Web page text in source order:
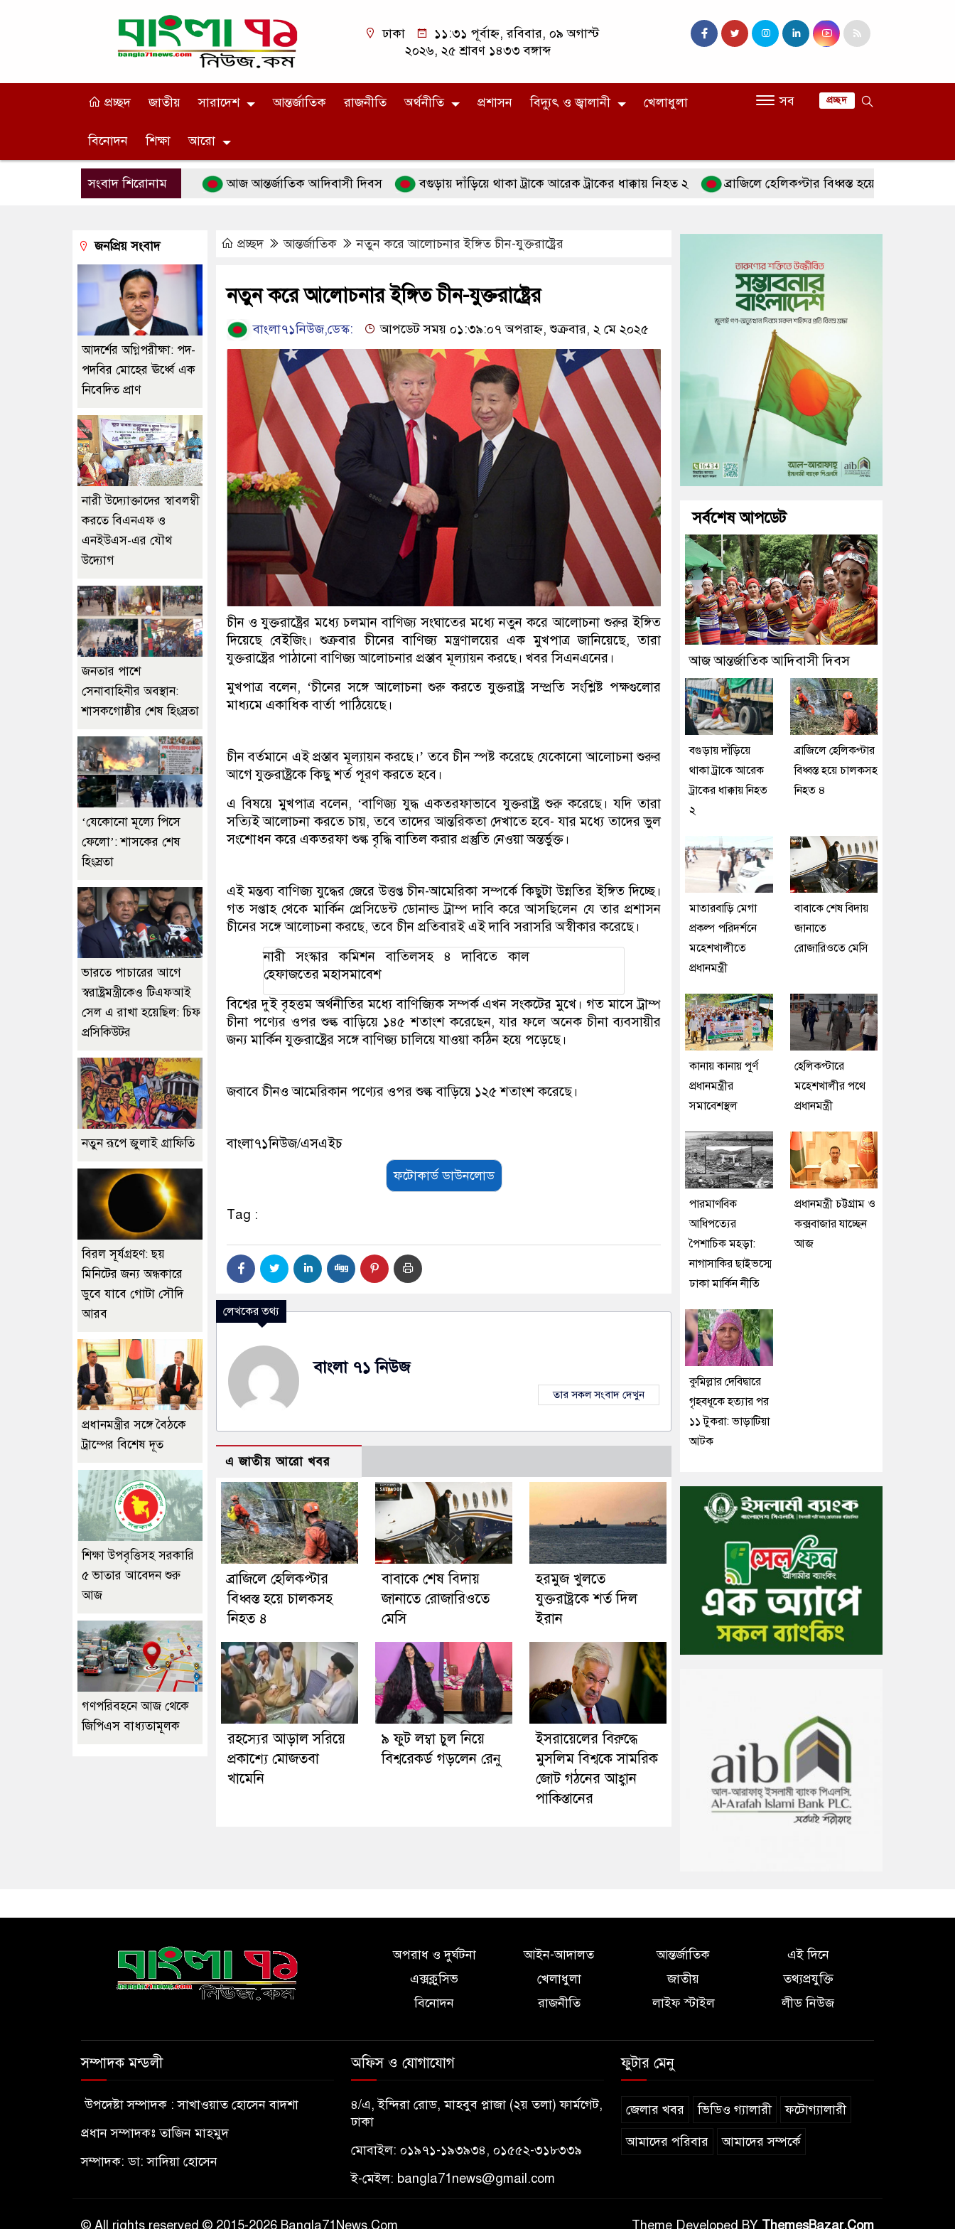
ঢাকা
১১:৩১ পূর্বাহ্ন, রবিবার, ০৯ অগাস্ট
২০২৬, ২৫ শ্রাবণ ১৪৩৩ বঙ্গাব্দ
প্রচ্ছদ জাতীয় সারাদেশ আন্তর্জাতিক রাজনীতি অর্থনীতি প্রশাসন বিদ্যুৎ ও জ্বালানী খেলাধুলা
বিনোদন শিক্ষা আরো
সব প্রচ্ছদ
সংবাদ শিরোনাম আজ আন্তর্জাতিক আদিবাসী দিবস বগুড়ায় দাঁড়িয়ে থাকা ট্রাকে আরেক ট্রাকের ধাক্কায় নিহত ২ ব্রাজিলে হেলিকপ্টার বিধ্বস্ত হয়ে চালকসহ নিহত ৪
প্রচ্ছদ আন্তর্জাতিক নতুন করে আলোচনার ইঙ্গিত চীন-যুক্তরাষ্ট্রের
নতুন করে আলোচনার ইঙ্গিত চীন-যুক্তরাষ্ট্রের
বাংলা৭১নিউজ,ডেস্ক: আপডেট সময় ০১:৩৯:০৭ অপরাহ্ন, শুক্রবার, ২ মে ২০২৫
চীন ও যুক্তরাষ্ট্রের মধ্যে চলমান বাণিজ্য সংঘাতের মধ্যে নতুন করে আলোচনা শুরুর ইঙ্গিত
দিয়েছে বেইজিং। শুক্রবার চীনের বাণিজ্য মন্ত্রণালয়ের এক মুখপাত্র জানিয়েছে, তারা
যুক্তরাষ্ট্রের পাঠানো বাণিজ্য আলোচনার প্রস্তাব মূল্যায়ন করছে। খবর সিএনএনের।
মুখপাত্র বলেন, ‘চীনের সঙ্গে আলোচনা শুরু করতে যুক্তরাষ্ট্র সম্প্রতি সংশ্লিষ্ট পক্ষগুলোর
মাধ্যমে একাধিক বার্তা পাঠিয়েছে।
চীন বর্তমানে এই প্রস্তাব মূল্যায়ন করছে।’তবে চীন স্পষ্ট করেছে যেকোনো আলোচনা শুরুর
আগে যুক্তরাষ্ট্রকে কিছু শর্ত পূরণ করতে হবে।
এ বিষয়ে মুখপাত্র বলেন, ‘বাণিজ্য যুদ্ধ একতরফাভাবে যুক্তরাষ্ট্র শুরু করেছে। যদি তারা
সত্যিই আলোচনা করতে চায়, তবে তাদের আন্তরিকতা দেখাতে হবে- যার মধ্যে তাদের ভুল
সংশোধন করে একতরফা শুল্ক বৃদ্ধি বাতিল করার প্রস্তুতি নেওয়া অন্তর্ভুক্ত।
এই মন্তব্য বাণিজ্য যুদ্ধের জেরে উত্তপ্ত চীন-আমেরিকা সম্পর্কে কিছুটা উন্নতির ইঙ্গিত দিচ্ছে।
গত সপ্তাহ থেকে মার্কিন প্রেসিডেন্ট ডোনাল্ড ট্রাম্প দাবি করে আসছিলেন যে তার প্রশাসন
চীনের সঙ্গে আলোচনা করছে, তবে চীন প্রতিবারই এই দাবি সরাসরি অস্বীকার করেছে।
নারী সংস্কার কমিশন বাতিলসহ ৪ দাবিতে কাল
হেফাজতের মহাসমাবেশ
বিশ্বের দুই বৃহত্তম অর্থনীতির মধ্যে বাণিজ্যিক সম্পর্ক এখন সংকটের মুখে। গত মাসে ট্রাম্প
চীনা পণ্যের ওপর শুল্ক বাড়িয়ে ১৪৫ শতাংশ করেছেন, যার ফলে অনেক চীনা ব্যবসায়ীর
জন্য মার্কিন যুক্তরাষ্ট্রের সঙ্গে বাণিজ্য চালিয়ে যাওয়া কঠিন হয়ে পড়েছে।
জবাবে চীনও আমেরিকান পণ্যের ওপর শুল্ক বাড়িয়ে ১২৫ শতাংশ করেছে।
বাংলা৭১নিউজ/এসএইচ
ফটোকার্ড ডাউনলোড
Tag :
লেখকের তথ্য
বাংলা ৭১ নিউজ
তার সকল সংবাদ দেখুন
এ জাতীয় আরো খবর
ব্রাজিলে হেলিকপ্টার
বিধ্বস্ত হয়ে চালকসহ
নিহত ৪
বাবাকে শেষ বিদায়
জানাতে রোজারিওতে
মেসি
হরমুজ খুলতে
যুক্তরাষ্ট্রকে শর্ত দিল
ইরান
রহস্যের আড়াল সরিয়ে
প্রকাশ্যে মোজতবা
খামেনি
৯ ফুট লম্বা চুল নিয়ে
বিশ্বরেকর্ড গড়লেন রেনু
ইসরায়েলের বিরুদ্ধে
মুসলিম বিশ্বকে সামরিক
জোট গঠনের আহ্বান
পাকিস্তানের
জনপ্রিয় সংবাদ
আদর্শের অগ্নিপরীক্ষা: পদ-
পদবির মোহের ঊর্ধ্বে এক
নিবেদিত প্রাণ
নারী উদ্যোক্তাদের স্বাবলম্বী
করতে বিএনএফ ও
এনইউএস-এর যৌথ
উদ্যোগ
জনতার পাশে
সেনাবাহিনীর অবস্থান:
শাসকগোষ্ঠীর শেষ হিংস্রতা
‘যেকোনো মূল্যে পিসে
ফেলো’: শাসকের শেষ
হিংস্রতা
ভারতে পাচারের আগে
স্বরাষ্ট্রমন্ত্রীকেও টিএফআই
সেল এ রাখা হয়েছিল: চিফ
প্রসিকিউটর
নতুন রূপে জুলাই গ্রাফিতি
বিরল সূর্যগ্রহণ: ছয়
মিনিটের জন্য অন্ধকারে
ডুবে যাবে গোটা সৌদি
আরব
প্রধানমন্ত্রীর সঙ্গে বৈঠকে
ট্রাম্পের বিশেষ দূত
শিক্ষা উপবৃত্তিসহ সরকারি
৫ ভাতার আবেদন শুরু
আজ
গণপরিবহনে আজ থেকে
জিপিএস বাধ্যতামূলক
সর্বশেষ আপডেট
আজ আন্তর্জাতিক আদিবাসী দিবস
বগুড়ায় দাঁড়িয়ে
থাকা ট্রাকে আরেক
ট্রাকের ধাক্কায় নিহত
২
ব্রাজিলে হেলিকপ্টার
বিধ্বস্ত হয়ে চালকসহ
নিহত ৪
মাতারবাড়ি মেগা
প্রকল্প পরিদর্শনে
মহেশখালীতে
প্রধানমন্ত্রী
বাবাকে শেষ বিদায়
জানাতে
রোজারিওতে মেসি
কানায় কানায় পূর্ণ
প্রধানমন্ত্রীর
সমাবেশস্থল
হেলিকপ্টারে
মহেশখালীর পথে
প্রধানমন্ত্রী
পারমাণবিক
আধিপত্যের
পৈশাচিক মহড়া:
নাগাসাকির ছাইভস্মে
ঢাকা মার্কিন নীতি
প্রধানমন্ত্রী চট্টগ্রাম ও
কক্সবাজার যাচ্ছেন
আজ
কুমিল্লার দেবিদ্বারে
গৃহবধূকে হত্যার পর
১১ টুকরা: ভাড়াটিয়া
আটক
অপরাধ ও দুর্ঘটনা আইন-আদালত আন্তর্জাতিক
এই দিনে
এক্সক্লুসিভ
খেলাধুলা জাতীয়
তথ্যপ্রযুক্তি
বিনোদন
রাজনীতি লাইফ স্টাইল লীড নিউজ
সম্পাদক মন্ডলী
উপদেষ্টা সম্পাদক : সাখাওয়াত হোসেন বাদশা
প্রধান সম্পাদকঃ তাজিন মাহমুদ
সম্পাদক: ডা: সাদিয়া হোসেন
অফিস ও যোগাযোগ
৪/এ, ইন্দিরা রোড, মাহবুব প্লাজা (২য় তলা) ফার্মগেট,
ঢাকা
মোবাইল: ০১৯৭১-১৯৩৯৩৪, ০১৫৫২-৩১৮৩৩৯
ই-মেইল: bangla71news@gmail.com
ফুটার মেনু
জেলার খবর ভিডিও গ্যালারী ফটোগ্যালারী
আমাদের পরিবার আমাদের সম্পর্কে
© All rights reserved © 2015-2026 Bangla71News.Com Theme Developed BY ThemesBazar.Com